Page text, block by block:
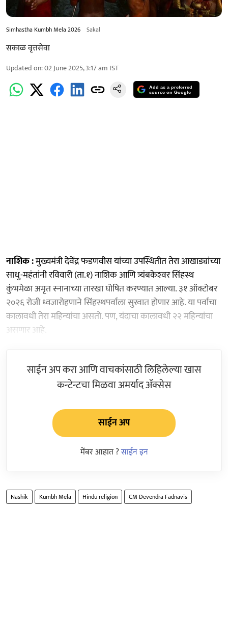
Simhastha Kumbh Mela 2026 Sakal
सकाळ वृत्तसेवा
Updated on:02 June 2025, 3:17 am IST
Add as a preferred
source on Google
नाशिक :मुख्यमंत्री देवेंद्र फडणवीस यांच्या उपस्थितीत तेरा आखाड्यांच्या
साधु-महंतांनी रविवारी (ता.१) नाशिक आणि त्र्यंबकेश्‍वर सिंहस्थ
कुंभमेळा अमृत स्नानाच्या तारखा घोषित करण्यात आल्या. ३१ ऑक्टोबर
२०२६ रोजी ध्वजारोहणाने सिंहस्थपर्वाला सुरवात होणार आहे. या पर्वाचा
कालावधी तेरा महिन्यांचा असतो. पण, यंदाचा कालावधी २२ महिन्यांचा
असणार आहे.
साईन अप करा आणि वाचकांसाठी लिहिलेल्या खास
कन्टेन्टचा मिळवा अमर्याद ॲक्सेस
साईन अप
मेंबर आहात ?साईन इन
Nashik Kumbh Mela Hindu religion CM Devendra Fadnavis